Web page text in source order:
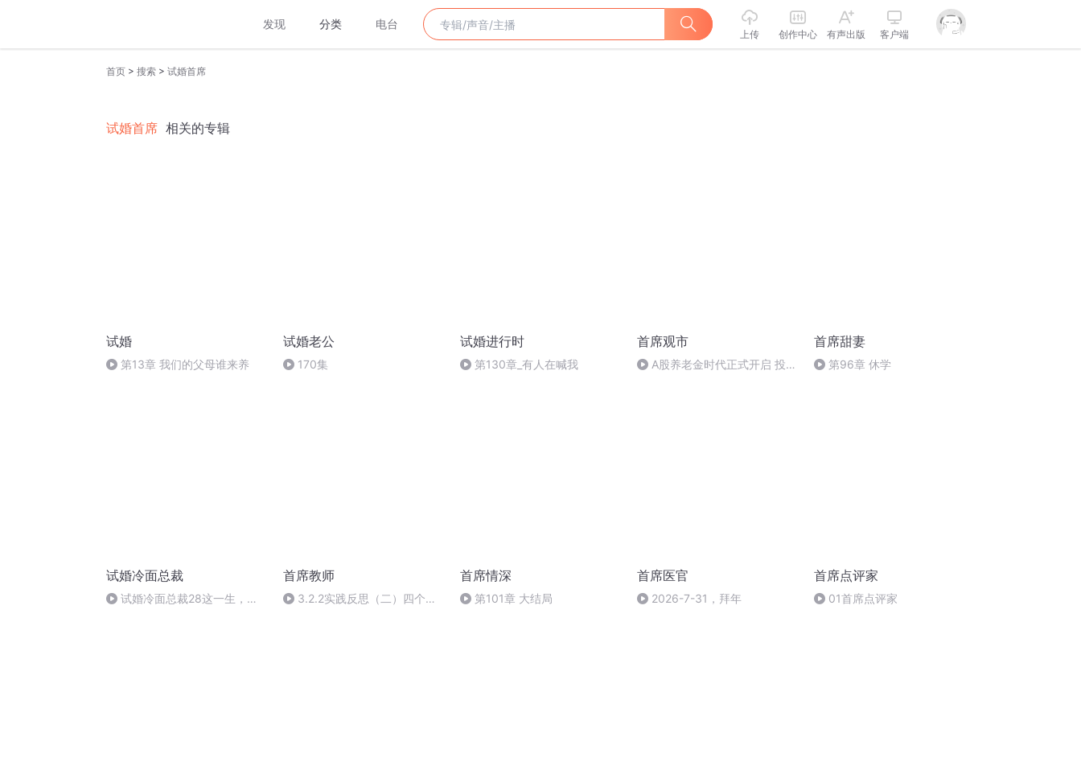
发现 分类 电台
上传 创作中心 有声出版 客户端
首页 > 搜索 > 试婚首席
试婚首席 相关的专辑
试婚
第13章 我们的父母谁来养
试婚老公
170集
试婚进行时
第130章_有人在喊我
首席观市
A股养老金时代正式开启 投资
首席甜妻
第96章 休学
试婚冷面总裁
试婚冷面总裁28这一生，只
首席教师
3.2.2实践反思（二）四个重
首席情深
第101章 大结局
首席医官
2026-7-31，拜年
首席点评家
01首席点评家